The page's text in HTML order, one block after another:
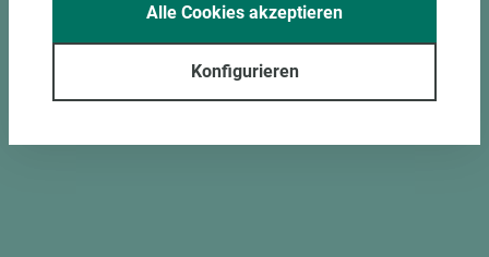
Konfigurieren
Alle Cookies akzeptieren